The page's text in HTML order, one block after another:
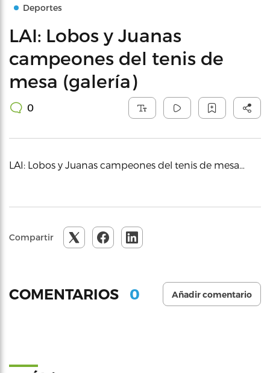
Deportes
LAI: Lobos y Juanas
campeones del tenis de
mesa (galería)
0
LAI: Lobos y Juanas campeones del tenis de mesa…
Compartir
COMENTARIOS 0 Añadir comentario